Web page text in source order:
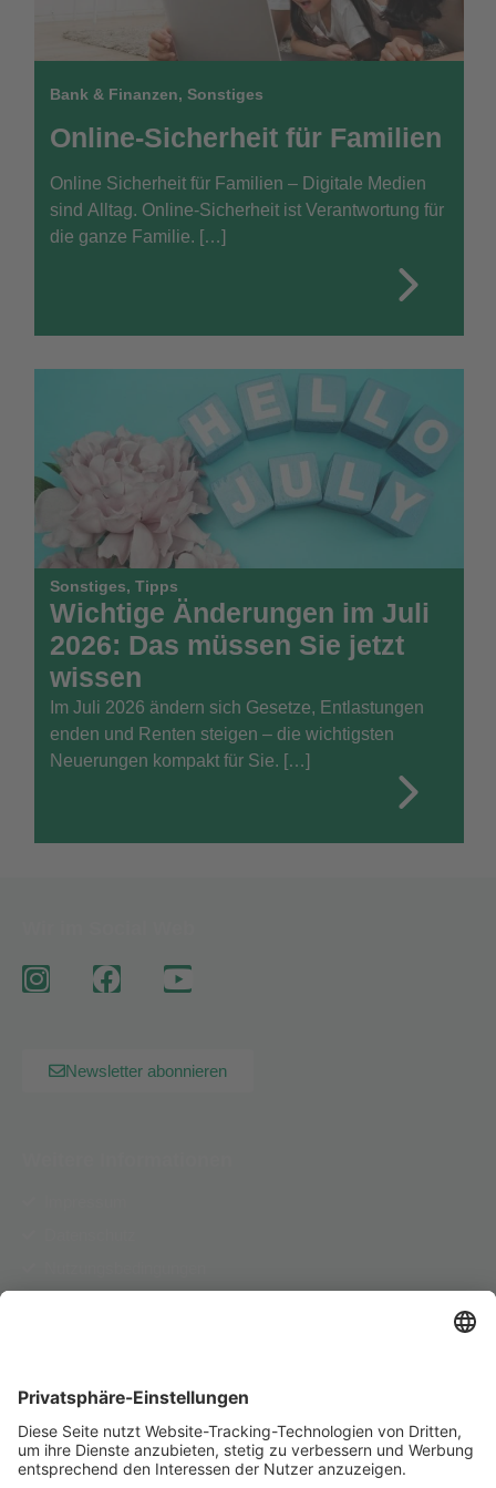
Bank & Finanzen, Sonstiges
Online-Sicherheit für Familien
Online Sicherheit für Familien – Digitale Medien
sind Alltag. Online-Sicherheit ist Verantwortung für
die ganze Familie. […]
Sonstiges, Tipps
Wichtige Änderungen im Juli
2026: Das müssen Sie jetzt
wissen
Im Juli 2026 ändern sich Gesetze, Entlastungen
enden und Renten steigen – die wichtigsten
Neuerungen kompakt für Sie. […]
Newsletter abonnieren
PSD Bank RheinNeckarSaar eG